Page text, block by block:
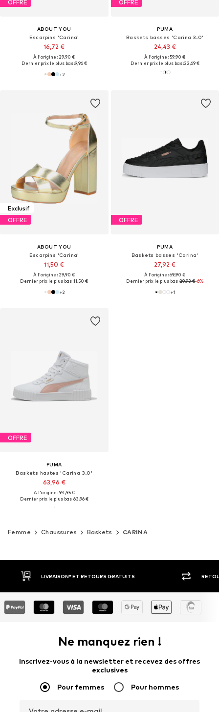
OFFRE
ABOUT YOU
Escarpins 'Carina'
16,72 €
À l'origine : 29,90 €
Dernier prix le plus bas :9,96 €
+2
OFFRE
PUMA
Baskets basses 'Carina 3.0'
24,43 €
À l'origine : 59,90 €
Dernier prix le plus bas :22,69 €
Exclusif
OFFRE
ABOUT YOU
Escarpins 'Carina'
11,50 €
À l'origine : 29,90 €
Dernier prix le plus bas :11,50 €
+2
OFFRE
PUMA
Baskets basses 'Carina'
27,92 €
À l'origine : 69,90 €
Dernier prix le plus bas :29,93 €-6%
+1
OFFRE
PUMA
Baskets hautes 'Carina 3.0'
63,96 €
À l'origine : 94,95 €
Dernier prix le plus bas :63,96 €
Femme Chaussures Baskets CARINA
RETOUR SOUS 30 JOURS LARGE
Ne manquez rien !
Inscrivez-vous à la newsletter et recevez des offres
exclusives
Pour femmes Pour hommes